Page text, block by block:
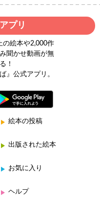
プリ
の絵本や2,000作
聞かせ動画が無
！
』公式アプリ。
絵本の投稿
出版された絵本
お気に入り
ヘルプ